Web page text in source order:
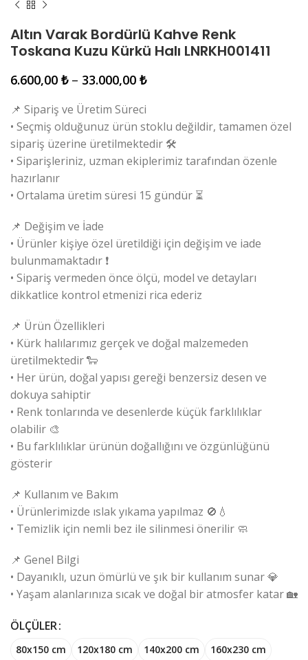
Altın Varak Bordürlü Kahve Renk
Toskana Kuzu Kürkü Halı LNRKH001411
6.600,00 ₺ – 33.000,00 ₺
📌 Sipariş ve Üretim Süreci
• Seçmiş olduğunuz ürün stoklu değildir, tamamen özel
sipariş üzerine üretilmektedir 🛠️
• Siparişleriniz, uzman ekiplerimiz tarafından özenle
hazırlanır
• Ortalama üretim süresi 15 gündür ⏳
📌 Değişim ve İade
• Ürünler kişiye özel üretildiği için değişim ve iade
bulunmamaktadır ❗
• Sipariş vermeden önce ölçü, model ve detayları
dikkatlice kontrol etmenizi rica ederiz
📌 Ürün Özellikleri
• Kürk halılarımız gerçek ve doğal malzemeden
üretilmektedir 🐑
• Her ürün, doğal yapısı gereği benzersiz desen ve
dokuya sahiptir
• Renk tonlarında ve desenlerde küçük farklılıklar
olabilir 🎨
• Bu farklılıklar ürünün doğallığını ve özgünlüğünü
gösterir
📌 Kullanım ve Bakım
• Ürünlerimizde ıslak yıkama yapılmaz 🚫💧
• Temizlik için nemli bez ile silinmesi önerilir 🧼
📌 Genel Bilgi
• Dayanıklı, uzun ömürlü ve şık bir kullanım sunar 💎
• Yaşam alanlarınıza sıcak ve doğal bir atmosfer katar 🏡
ÖLÇÜLER
80x150 cm 120x180 cm 140x200 cm 160x230 cm